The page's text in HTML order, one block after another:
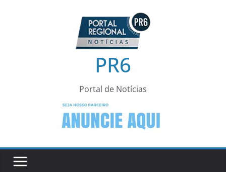
PR6
Portal de Notícias